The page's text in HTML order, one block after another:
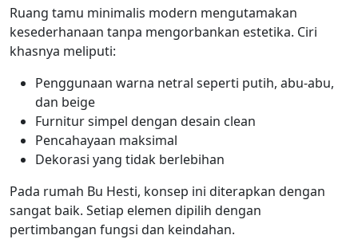
Ruang tamu minimalis modern mengutamakan
kesederhanaan tanpa mengorbankan estetika. Ciri
khasnya meliputi:
Penggunaan warna netral seperti putih, abu-abu,
dan beige
Furnitur simpel dengan desain clean
Pencahayaan maksimal
Dekorasi yang tidak berlebihan
Pada rumah Bu Hesti, konsep ini diterapkan dengan
sangat baik. Setiap elemen dipilih dengan
pertimbangan fungsi dan keindahan.